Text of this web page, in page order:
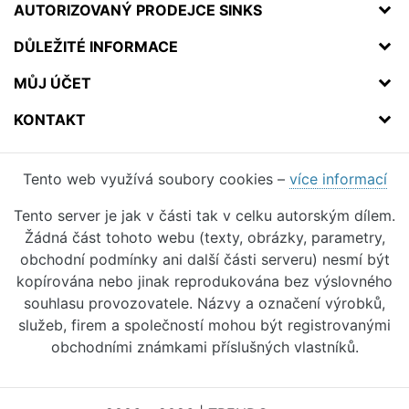
AUTORIZOVANÝ PRODEJCE SINKS
DŮLEŽITÉ INFORMACE
MŮJ ÚČET
KONTAKT
Tento web využívá soubory cookies – více informací
Tento server je jak v části tak v celku autorským dílem.
Žádná část tohoto webu (texty, obrázky, parametry,
obchodní podmínky ani další části serveru) nesmí být
kopírována nebo jinak reprodukována bez výslovného
souhlasu provozovatele. Názvy a označení výrobků,
služeb, firem a společností mohou být registrovanými
obchodními známkami příslušných vlastníků.